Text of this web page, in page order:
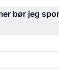
bør jeg